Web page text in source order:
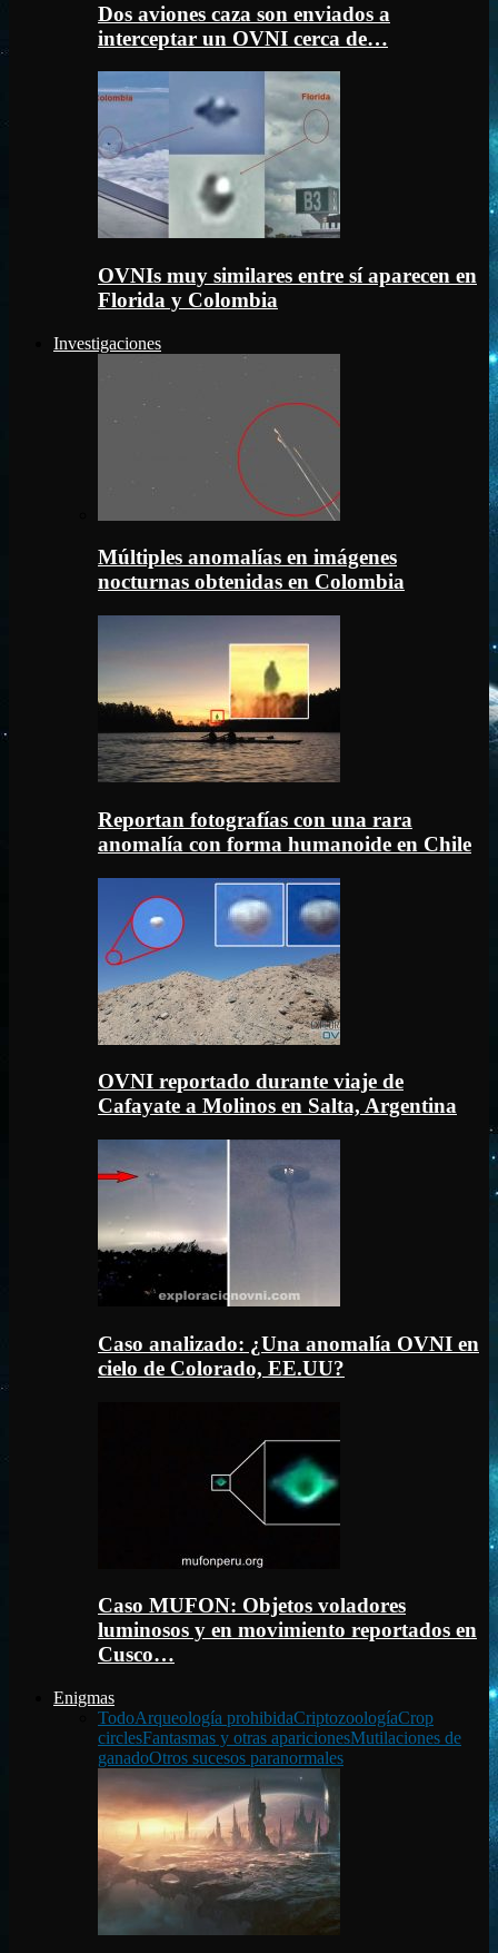
Dos aviones caza son enviados a
interceptar un OVNI cerca de…
OVNIs muy similares entre sí aparecen en
Florida y Colombia
Investigaciones
Múltiples anomalías en imágenes
nocturnas obtenidas en Colombia
Reportan fotografías con una rara
anomalía con forma humanoide en Chile
OVNI reportado durante viaje de
Cafayate a Molinos en Salta, Argentina
Caso analizado: ¿Una anomalía OVNI en
cielo de Colorado, EE.UU?
Caso MUFON: Objetos voladores
luminosos y en movimiento reportados en
Cusco…
Enigmas
TodoArqueología prohibidaCriptozoologíaCrop
circlesFantasmas y otras aparicionesMutilaciones de
ganadoOtros sucesos paranormales